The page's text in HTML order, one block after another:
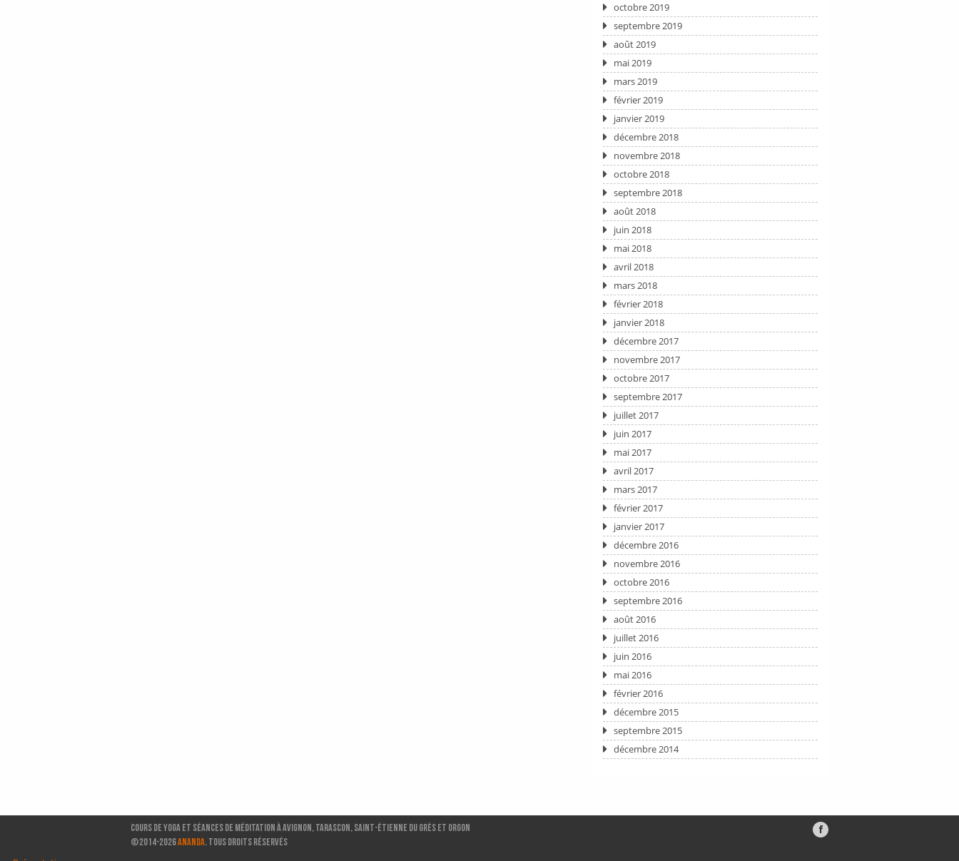
octobre 2019
septembre 2019
août 2019
mai 2019
mars 2019
février 2019
janvier 2019
décembre 2018
novembre 2018
octobre 2018
septembre 2018
août 2018
juin 2018
mai 2018
avril 2018
mars 2018
février 2018
janvier 2018
décembre 2017
novembre 2017
octobre 2017
septembre 2017
juillet 2017
juin 2017
mai 2017
avril 2017
mars 2017
février 2017
janvier 2017
décembre 2016
novembre 2016
octobre 2016
septembre 2016
août 2016
juillet 2016
juin 2016
mai 2016
février 2016
décembre 2015
septembre 2015
décembre 2014
Cours de Yoga et séances de méditation à Avignon, Tarascon, Saint-ÉTIENNE DU GRÈS et ORGON
©2014-2026ANANDA. TOUS DROITS RÉSERVÉS